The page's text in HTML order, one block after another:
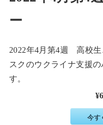
ー
2022年4月第4週 高校
スクのウクライナ支援
す。
今す